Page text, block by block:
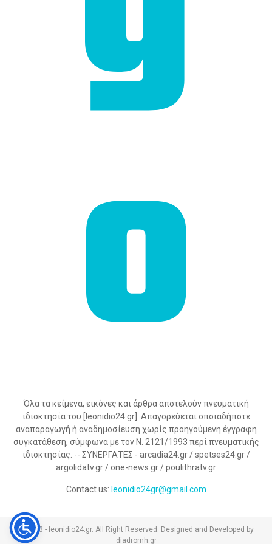
Όλα τα κείμενα, εικόνες και άρθρα αποτελούν πνευματική
ιδιοκτησία του [leonidio24.gr]. Απαγορεύεται οποιαδήποτε
αναπαραγωγή ή αναδημοσίευση χωρίς προηγούμενη έγγραφη
συγκατάθεση, σύμφωνα με τον Ν. 2121/1993 περί πνευματικής
ιδιοκτησίας. -- ΣΥΝΕΡΓΑΤΕΣ - arcadia24.gr / spetses24.gr /
argolidatv.gr / one-news.gr / poulithratv.gr
Contact us: leonidio24gr@gmail.com
@2023 - leonidio24.gr. All Right Reserved. Designed and Developed by
diadromh.gr